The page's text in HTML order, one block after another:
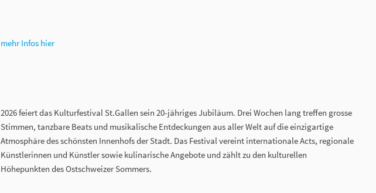
mehr Infos hier
2026 feiert das Kulturfestival St.Gallen sein 20-jähriges Jubiläum. Drei Wochen lang treffen grosse
Stimmen, tanzbare Beats und musikalische Entdeckungen aus aller Welt auf die einzigartige
Atmosphäre des schönsten Innenhofs der Stadt. Das Festival vereint internationale Acts, regionale
Künstlerinnen und Künstler sowie kulinarische Angebote und zählt zu den kulturellen
Höhepunkten des Ostschweizer Sommers.